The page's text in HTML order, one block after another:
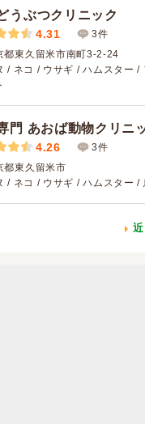
うぶつクリニック
4.31
3件
都東久留米市南町3-2-24
/ ネコ / ウサギ / ハムスター /
門 あおば動物クリニ
4.26
3件
都東久留米市
/ ネコ / ウサギ / ハムスター /